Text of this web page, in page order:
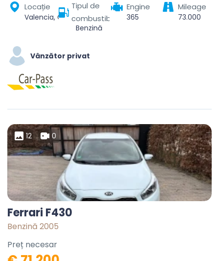
Locație
Valencia, Comarca de València, Valencia, Valencian Community, Spain
Tipul de
combustibil
Benzină
Engine
365
Mileage
73.000
Vânzător privat
12 0
Ferrari F430
Benzină 2005
Preț necesar